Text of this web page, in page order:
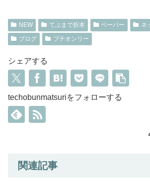
NEW てぶまで折本 ペーパー
ネ
ブログ
プチオンリー
シェアする
techobunmatsuriをフォローする
関連記事